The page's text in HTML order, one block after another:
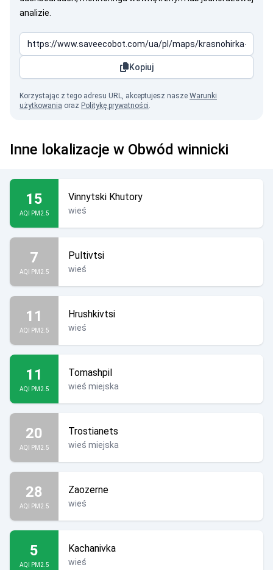
analizie.
Kopiuj
Korzystając z tego adresu URL, akceptujesz nasze Warunki
użytkowania oraz Politykę prywatności.
Inne lokalizacje w Obwód winnicki
15
AQI PM2.5
Vinnytski Khutory
wieś
7
AQI PM2.5
Pultivtsi
wieś
11
AQI PM2.5
Hrushkivtsi
wieś
11
AQI PM2.5
Tomashpil
wieś miejska
20
AQI PM2.5
Trostianets
wieś miejska
28
AQI PM2.5
Zaozerne
wieś
5
AQI PM2.5
Kachanivka
wieś